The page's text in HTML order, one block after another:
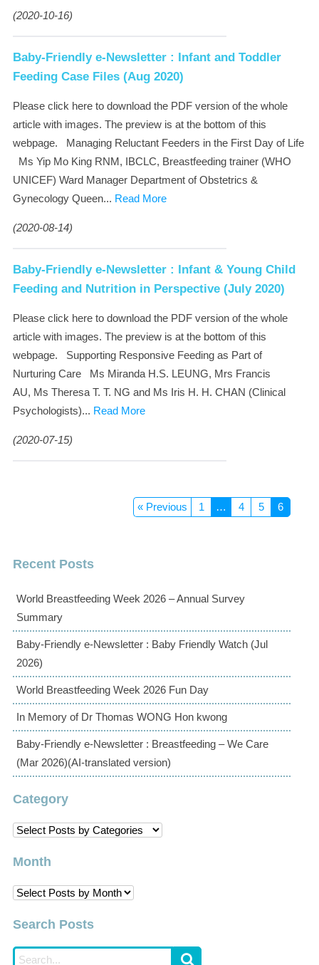
(2020-10-16)
Baby-Friendly e-Newsletter : Infant and Toddler
Feeding Case Files (Aug 2020)
Please click here to download the PDF version of the whole
article with images. The preview is at the bottom of this
webpage. Managing Reluctant Feeders in the First Day of Life
Ms Yip Mo King RNM, IBCLC, Breastfeeding trainer (WHO
UNICEF) Ward Manager Department of Obstetrics &
Gynecology Queen... Read More
(2020-08-14)
Baby-Friendly e-Newsletter : Infant & Young Child
Feeding and Nutrition in Perspective (July 2020)
Please click here to download the PDF version of the whole
article with images. The preview is at the bottom of this
webpage. Supporting Responsive Feeding as Part of
Nurturing Care Ms Miranda H.S. LEUNG, Mrs Francis
AU, Ms Theresa T. T. NG and Ms Iris H. H. CHAN (Clinical
Psychologists)... Read More
(2020-07-15)
« Previous 1 … 4 5 6
Recent Posts
World Breastfeeding Week 2026 – Annual Survey
Summary
Baby-Friendly e-Newsletter : Baby Friendly Watch (Jul
2026)
World Breastfeeding Week 2026 Fun Day
In Memory of Dr Thomas WONG Hon kwong
Baby-Friendly e-Newsletter : Breastfeeding – We Care
(Mar 2026)(AI-translated version)
Category
Month
Search Posts